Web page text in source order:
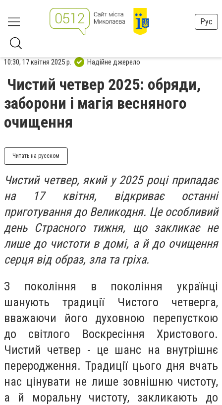
Рус
10:30, 17 квітня 2025 р. Надійне джерело
Чистий четвер 2025: обряди,
заборони і магія весняного
очищення
Читать на русском
Чистий четвер, який у 2025 році припадає
на 17 квітня, відкриває останні
приготування до Великодня. Це особливий
день Страсного тижня, що закликає не
лише до чистоти в домі, а й до очищення
серця від образ, зла та гріха.
З покоління в покоління українці
шанують традиції Чистого четверга,
вважаючи його духовною перепусткою
до світлого Воскресіння Христового.
Чистий четвер - це шанс на внутрішнє
переродження. Традиції цього дня вчать
нас цінувати не лише зовнішню чистоту,
а й моральну чистоту, закликають до